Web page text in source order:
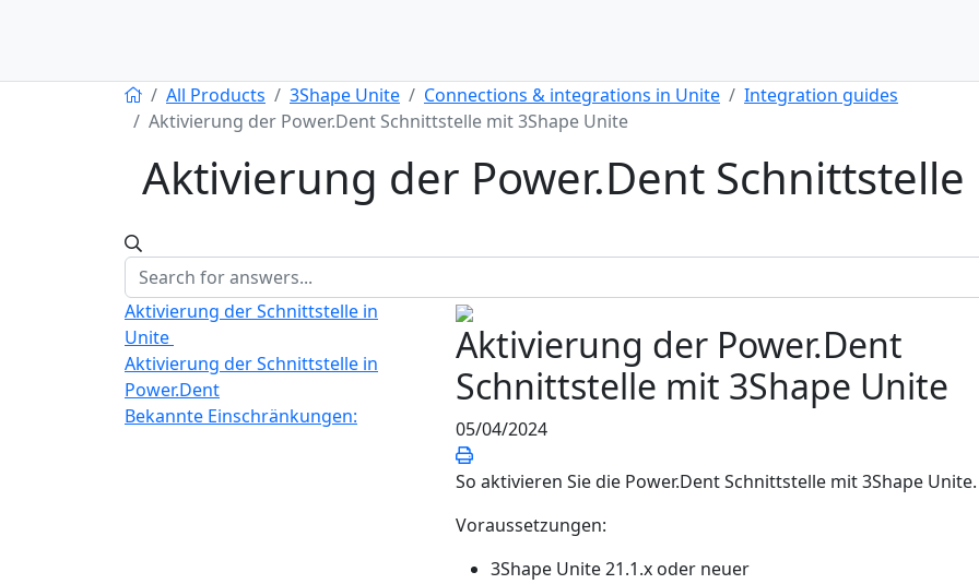
All Products 3Shape Unite Connections & integrations in Unite
Integration guides
Aktivierung der Power.Dent Schnittstelle mit 3Shape Unite
Aktivierung der Power.Dent
Aktivierung der Schnittstelle in
Unite
Aktivierung der Schnittstelle in
Power.Dent
Bekannte Einschränkungen:
Aktivierung der Power.Dent
Schnittstelle mit 3Shape Unite
05/04/2024
So aktivieren Sie die Power.Dent Schnittstelle mit 3Shape Unite.
Voraussetzungen:
3Shape Unite 21.1.x oder neuer